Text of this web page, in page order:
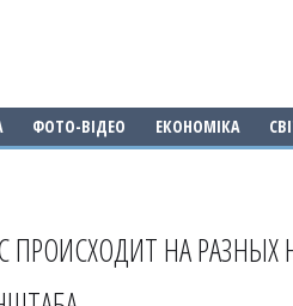
ФОТО-ВІДЕО ЕКОНОМІКА
ПРОИСХОДИТ НА РАЗНЫХ